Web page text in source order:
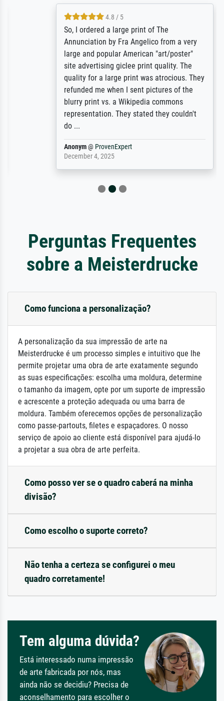
4.8 / 5
So, I ordered a large print of The
Annunciation by Fra Angelico from a very
large and popular American "art/poster"
site advertising giclee print quality. The
quality for a large print was atrocious. They
refunded me when I sent pictures of the
blurry print vs. a Wikipedia commons
representation. They stated they couldn't
@ProvenExpert
December 4, 2025
Perguntas Frequentes
sobre a Meisterdrucke
Como funciona a personalização?
A personalização da sua impressão de arte na
Meisterdrucke é um processo simples e intuitivo que lhe
permite projetar uma obra de arte exatamente segundo
as suas especificações: escolha uma moldura, determine
o tamanho da imagem, opte por um suporte de impressão
e acrescente a proteção adequada ou uma barra de
moldura. Também oferecemos opções de personalização
como passe-partouts, filetes e espaçadores. O nosso
serviço de apoio ao cliente está disponível para ajudá-lo
a projetar a sua obra de arte perfeita.
Como posso ver se o quadro caberá na minha
divisão?
Como escolho o suporte correto?
Não tenha a certeza se configurei o meu
quadro corretamente!
Tem alguma dúvida?
Está interessado numa impressão
de arte fabricada por nós, mas
ainda não se decidiu? Precisa de
aconselhamento para escolher o